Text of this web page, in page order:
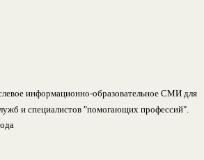
информационно-образовательное СМИ для
и специалистов "помогающих профессий".